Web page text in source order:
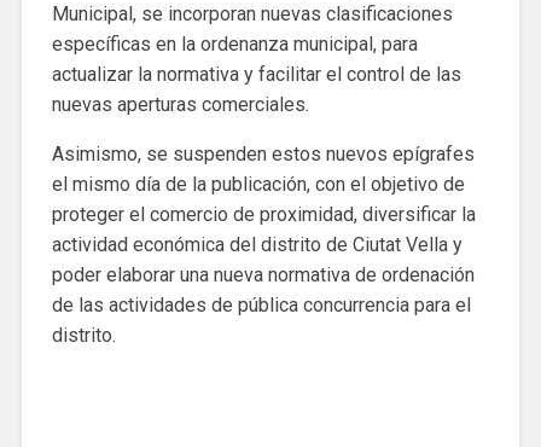
Municipal, se incorporan nuevas clasificaciones
específicas en la ordenanza municipal, para
actualizar la normativa y facilitar el control de las
nuevas aperturas comerciales.
Asimismo, se suspenden estos nuevos epígrafes
el mismo día de la publicación, con el objetivo de
proteger el comercio de proximidad, diversificar la
actividad económica del distrito de Ciutat Vella y
poder elaborar una nueva normativa de ordenación
de las actividades de pública concurrencia para el
distrito.